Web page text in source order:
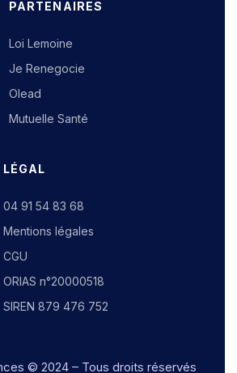
PARTENAIRES
Loi Lemoine
Je Renegocie
Olead
Mutuelle Santé
LÉGAL
04 91 54 83 68
Mentions légales
CGU
ORIAS n°20000518
SIREN 879 476 752
© 2024 – Tous droits réservés